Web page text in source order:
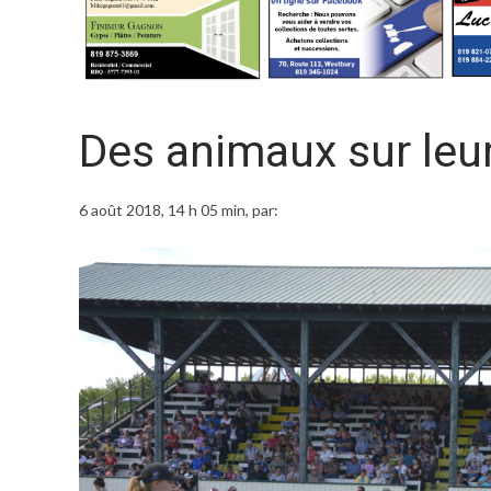
Des animaux sur
6 août 2018, 14 h 05 min, par: